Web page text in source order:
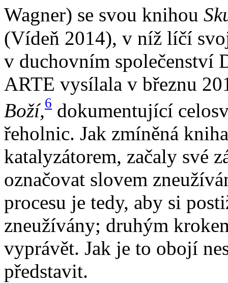
Wagner) se svou knihou
(Vídeň 2014), v níž líčí
v duchovním společenství
ARTE vysílala v březnu
Boží,6 dokumentující
řeholnic. Jak zmíněná
katalyzátorem, začaly své
označovat slovem
procesu je tedy, aby si
zneužívány; druhým
vyprávět. Jak je to obojí
představit.